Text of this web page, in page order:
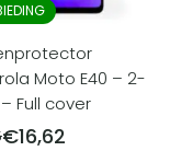
Moto E40 – 2-
Full cover
€16,62